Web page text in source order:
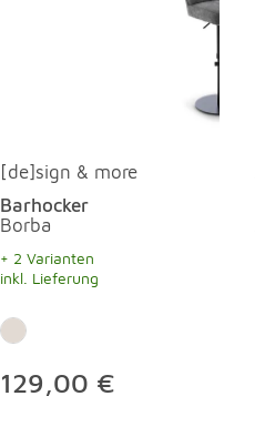
[de]sign & more
Barhocker
Borba
+ 2 Varianten
inkl. Lieferung
129,00 €